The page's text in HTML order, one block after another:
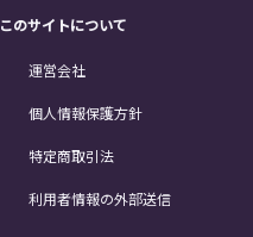
このサイトについて
運営会社
個人情報保護方針
特定商取引法
利用者情報の外部送信